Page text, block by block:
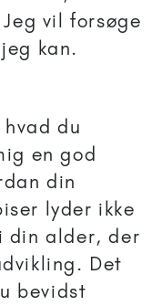
vil forsøge
kan.
du
en god
din
lyder ikke
din alder, der
Det
bevidst